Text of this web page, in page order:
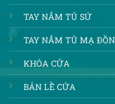
TAY NẮM TỦ SỨ
TAY NẮM TỦ MẠ
KHÓA CỬA
BẢN LỀ CỬA